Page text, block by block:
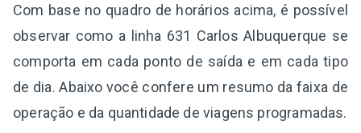
Com base no quadro de horários acima, é possível
observar como a linha 631 Carlos Albuquerque se
comporta em cada ponto de saída e em cada tipo
de dia. Abaixo você confere um resumo da faixa de
operação e da quantidade de viagens programadas.